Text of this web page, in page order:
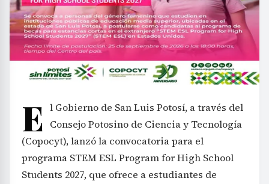
E l Gobierno de San Luis Potosí, a través del
Consejo Potosino de Ciencia y Tecnología
(Copocyt), lanzó la convocatoria para el
programa STEM ESL Program for High School
Students 2027, que ofrece a estudiantes de